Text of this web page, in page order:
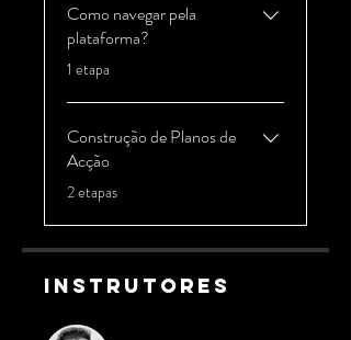
Como navegar pela
plataforma?
.1 etapa
Construção de Planos de
Acção
.
2 etapas
Instrutores